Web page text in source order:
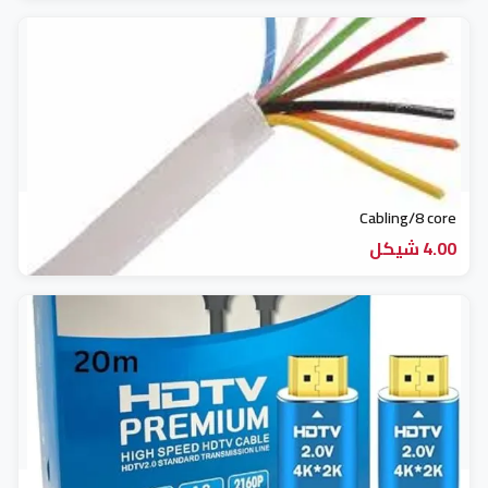
جهاز انذار (4)
حمالة (3)
رسيفرات (15)
ساعات دوام (3)
شبكات واتصالات (33)
طابعات كاشير (2)
طابعات مكتبية (4)
علب قواعد (5)
Cabling/8 core
4.00 شيكل